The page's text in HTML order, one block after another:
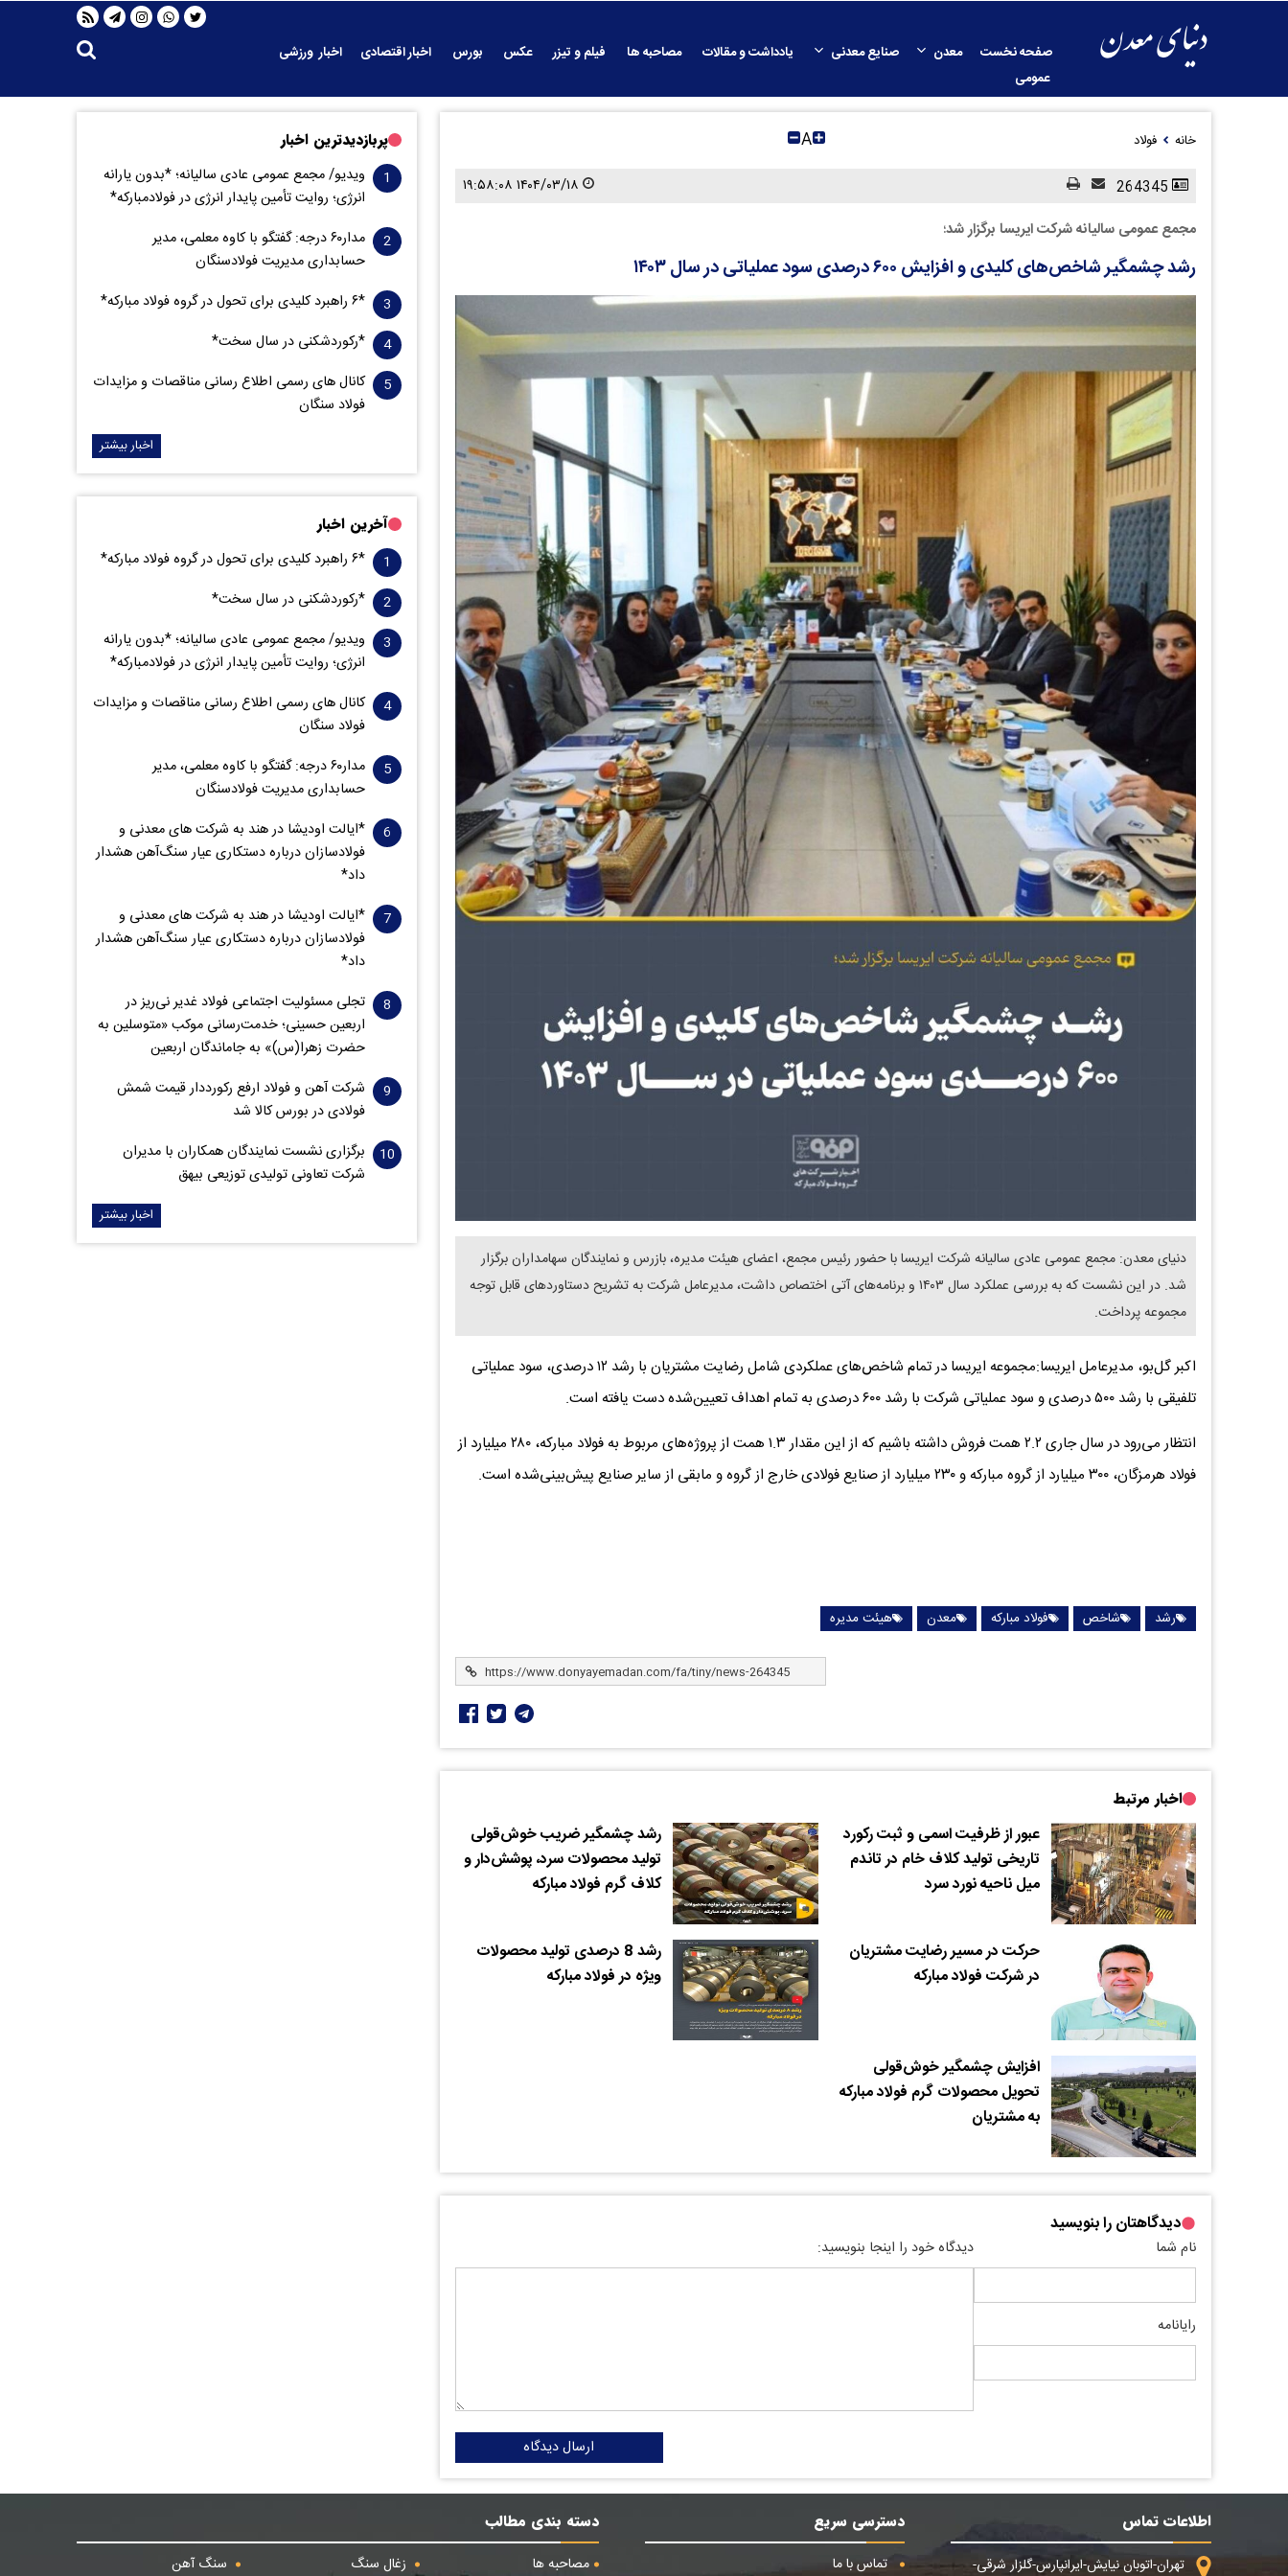
صفحه نخست معدن صنایع معدنی یادداشت و مقالات مصاحبه ها فیلم و تیزر عکس بورس اخبار اقتصادی
اخبار ورزشی
عمومی
خانه فولاد A
۱۴۰۴/۰۳/۱۸ ۱۹:۵۸:۰۸
مجمع عمومی سالیانه شرکت ایریسا برگزار شد؛
رشد چشمگیر شاخص‌های کلیدی و افزایش ۶۰۰ درصدی سود عملیاتی در سال ۱۴۰۳
دنیای معدن: مجمع عمومی عادی سالیانه شرکت ایریسا با حضور رئیس مجمع، اعضای هیئت مدیره، بازرس و نمایندگان سهامداران برگزار
شد. در این نشست که به بررسی عملکرد سال ۱۴۰۳ و برنامه‌های آتی اختصاص داشت، مدیرعامل شرکت به تشریح دستاوردهای قابل توجه
مجموعه پرداخت.
اکبر گل‌بو، مدیرعامل ایریسا:مجموعه ایریسا در تمام شاخص‌های عملکردی شامل رضایت مشتریان با رشد ۱۲ درصدی، سود عملیاتی
تلفیقی با رشد ۵۰۰ درصدی و سود عملیاتی شرکت با رشد ۶۰۰ درصدی به تمام اهداف تعیین‌شده دست یافته است.
انتظار می‌رود در سال جاری ۲.۲ همت فروش داشته باشیم که از این مقدار ۱.۳ همت از پروژه‌های مربوط به فولاد مبارکه، ۲۸۰ میلیارد از
فولاد هرمزگان، ۳۰۰ میلیارد از گروه مبارکه و ۲۳۰ میلیارد از صنایع فولادی خارج از گروه و مابقی از سایر صنایع پیش‌بینی‌شده است.
رشد شاخص فولاد مبارکه معدن هیئت مدیره
اخبار مرتبط
عبور از ظرفیت اسمی و ثبت رکورد
تاریخی تولید کلاف خام در تاندم
میل ناحیه نورد سرد
رشد چشمگیر ضریب خوش‌قولی
تولید محصولات سرد، پوشش‌دار و
کلاف گرم فولاد مبارکه
حرکت در مسیر رضایت مشتریان
در شرکت فولاد مبارکه
رشد 8 درصدی تولید محصولات
ویژه در فولاد مبارکه
افزایش چشمگیر خوش‌قولی
تحویل محصولات گرم فولاد مبارکه
به مشتریان
دیدگاهتان را بنویسید
نام شما
رایانامه
دیدگاه خود را اینجا بنویسید:
ارسال دیدگاه
پربازدیدترین اخبار
ویدیو/ مجمع عمومی عادی سالیانه؛ *بدون یارانه
انرژی؛ روایت تأمین پایدار انرژی در فولادمبارکه*
مدار‌۶٠ درجه: گفتگو با کاوه معلمی، مدیر
حسابداری مدیریت فولادسنگان
*۶ راهبرد کلیدی برای تحول در گروه فولاد مبارکه*
*رکوردشکنی در سال سخت*
کانال های رسمی اطلاع رسانی مناقصات و مزایدات
فولاد سنگان
اخبار بیشتر
آخرین اخبار
*۶ راهبرد کلیدی برای تحول در گروه فولاد مبارکه*
*رکوردشکنی در سال سخت*
ویدیو/ مجمع عمومی عادی سالیانه؛ *بدون یارانه
انرژی؛ روایت تأمین پایدار انرژی در فولادمبارکه*
کانال های رسمی اطلاع رسانی مناقصات و مزایدات
فولاد سنگان
مدار‌۶٠ درجه: گفتگو با کاوه معلمی، مدیر
حسابداری مدیریت فولادسنگان
*ایالت اودیشا در هند به شرکت های معدنی و
فولادسازان درباره دستکاری عیار سنگ‌آهن هشدار
داد*
*ایالت اودیشا در هند به شرکت های معدنی و
فولادسازان درباره دستکاری عیار سنگ‌آهن هشدار
داد*
تجلی مسئولیت اجتماعی فولاد غدیر نی‌ریز در
اربعین حسینی؛ خدمت‌رسانی موکب «متوسلین به
حضرت زهرا(س)» به جاماندگان اربعین
شرکت آهن و فولاد ارفع رکورددار قیمت شمش
فولادی در بورس کالا شد
برگزاری نشست نمایندگان همکاران با مدیران
شرکت تعاونی تولیدی توزیعی بیهق
اخبار بیشتر
اطلاعات تماس
تهران-اتوبان نیایش-ایرانپارس-گلزار شرقی-
دسترسی سریع
تماس با ما
دسته بندی مطالب
مصاحبه ها
زغال سنگ سنگ آهن